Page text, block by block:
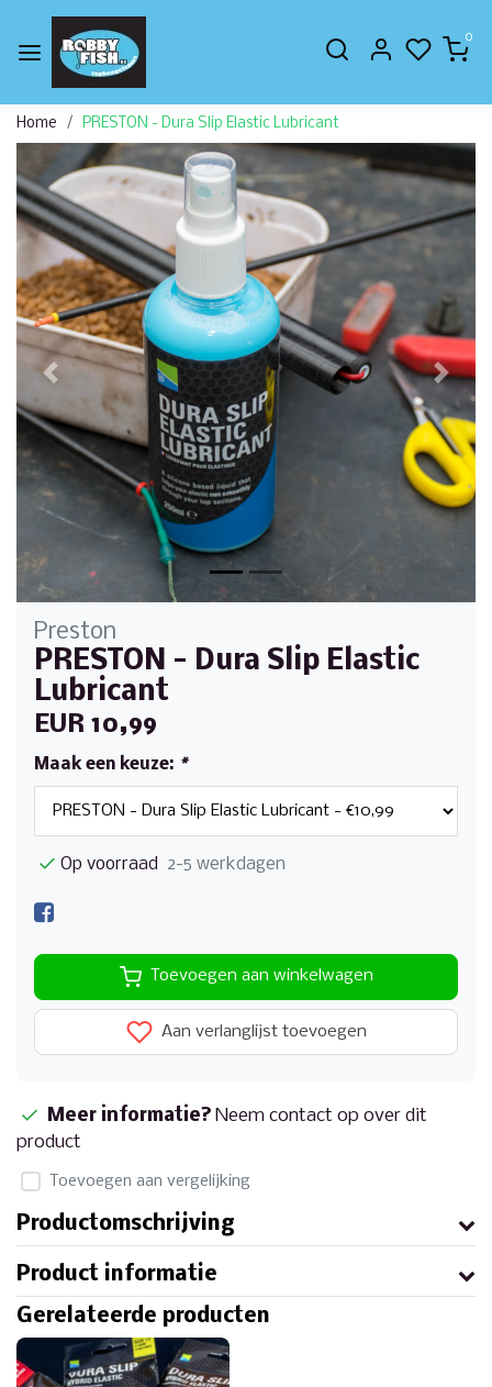
0
Home PRESTON - Dura Slip Elastic Lubricant
Vorige
Preston
PRESTON - Dura Slip Elastic
Lubricant
EUR 10,99
Maak een keuze: *
Op voorraad 2-5 werkdagen
Toevoegen aan winkelwagen
Aan verlanglijst toevoegen
Meer informatie? Neem contact op over dit
product
Toevoegen aan vergelijking
Productomschrijving
Product informatie
Gerelateerde producten